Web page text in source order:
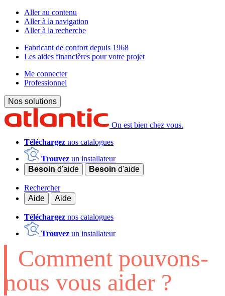
Aller au contenu
Aller à la navigation
Aller à la recherche
Fabricant de confort depuis 1968
Les aides financières pour votre projet
Me connecter
Professionnel
Nos solutions
On est bien chez vous.
Téléchargez nos catalogues
Trouvez un installateur
Besoin d'aide Besoin d'aide
Rechercher
Aide
Aide
Téléchargez nos catalogues
Trouvez un installateur
Comment pouvons-
nous vous aider ?